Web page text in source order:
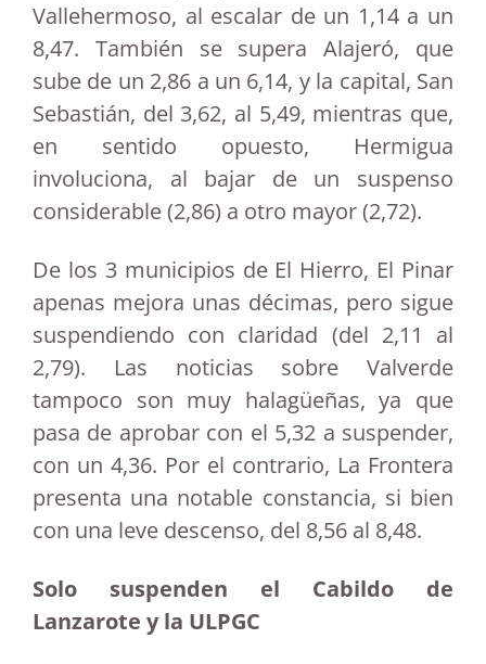
Vallehermoso, al escalar de un 1,14 a un
8,47. También se supera Alajeró, que
sube de un 2,86 a un 6,14, y la capital, San
Sebastián, del 3,62, al 5,49, mientras que,
en sentido opuesto, Hermigua
involuciona, al bajar de un suspenso
considerable (2,86) a otro mayor (2,72).
De los 3 municipios de El Hierro, El Pinar
apenas mejora unas décimas, pero sigue
suspendiendo con claridad (del 2,11 al
2,79). Las noticias sobre Valverde
tampoco son muy halagüeñas, ya que
pasa de aprobar con el 5,32 a suspender,
con un 4,36. Por el contrario, La Frontera
presenta una notable constancia, si bien
con una leve descenso, del 8,56 al 8,48.
Solo suspenden el Cabildo de
Lanzarote y la ULPGC